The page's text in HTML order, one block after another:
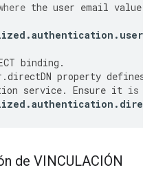
the user email value
.authentication . user
binding .
.directDN property defines
service. Ensure it is
.authentication . direct
de VINCULACIÓN